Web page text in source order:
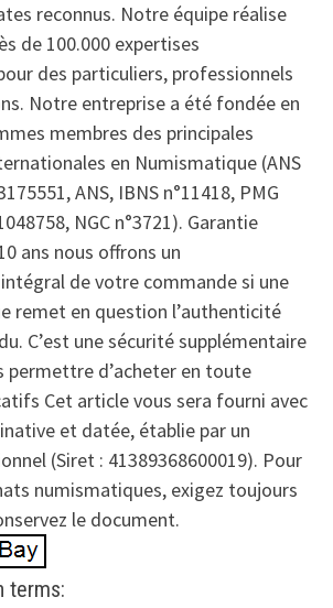
reconnus. Notre équipe réalise
de 100.000 expertises
des particuliers, professionnels
Notre entreprise a été fondée en
membres des principales
en Numismatique (ANS
ANS, IBNS n°11418, PMG
NGC n°3721). Garantie
ans nous offrons un
de votre commande si une
remet en question l’authenticité
C’est une sécurité supplémentaire
permettre d’acheter en toute
Cet article vous sera fourni avec
et datée, établie par un
(Siret : 41389368600019). Pour
numismatiques, exigez toujours
le document.
terms: